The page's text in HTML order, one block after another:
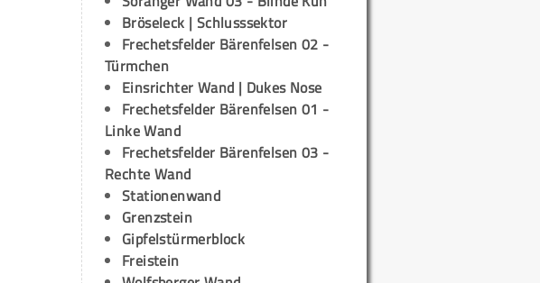
Bröseleck | Schlusssektor
Frechetsfelder Bärenfelsen 02 -
Türmchen
Einsrichter Wand | Dukes Nose
Frechetsfelder Bärenfelsen 01 -
Linke Wand
Frechetsfelder Bärenfelsen 03 -
Rechte Wand
Stationenwand
Grenzstein
Gipfelstürmerblock
Freistein